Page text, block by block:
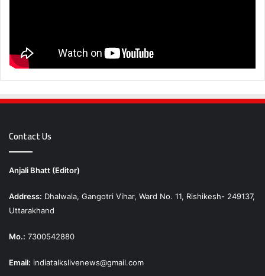
Contact Us
Anjali Bhatt (Editor)
Address: Dhalwala, Gangotri Vihar, Ward No. 11, Rishikesh- 249137,
Uttarakhand
Mo.: 7300542880
Email: indiatalkslivenews@gmail.com